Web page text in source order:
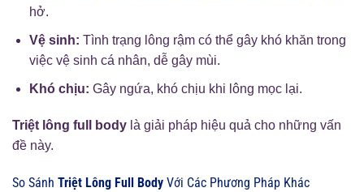
hở.
Vệ sinh: Tình trạng lông rậm có thể gây khó khăn trong
việc vệ sinh cá nhân, dễ gây mùi.
Khó chịu: Gây ngứa, khó chịu khi lông mọc lại.
Triệt lông full body là giải pháp hiệu quả cho những vấn
đề này.
So Sánh Triệt Lông Full Body Với Các Phương Pháp Khác